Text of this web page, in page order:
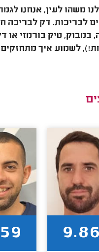
משהו לעין, אנחנו
לבריכות. דק
טיק בורמזי או
לשמוע איך
9.86